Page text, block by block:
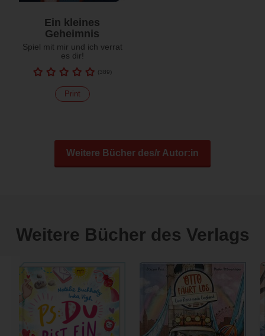
Ein kleines
Geheimnis
Spiel mit mir und ich verrat
es dir!
(389)
Print
Weitere Bücher des/r Autor:in
Weitere Bücher des Verlags